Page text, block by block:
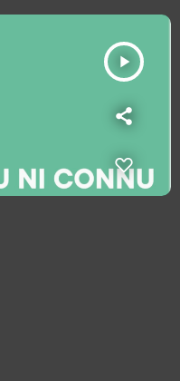
play_arrow